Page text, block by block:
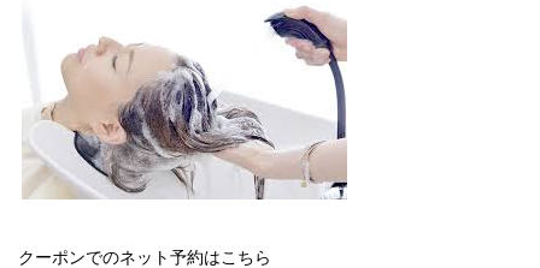
クーポンでのネット予約はこちら